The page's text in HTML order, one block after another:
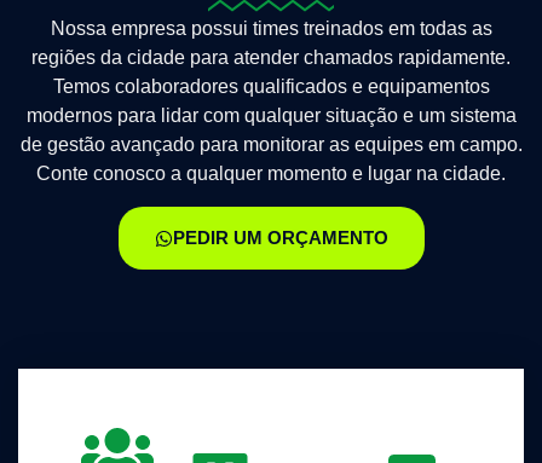
Nossa empresa possui times treinados em todas as
regiões da cidade para atender chamados rapidamente.
Temos colaboradores qualificados e equipamentos
modernos para lidar com qualquer situação e um sistema
de gestão avançado para monitorar as equipes em campo.
Conte conosco a qualquer momento e lugar na cidade.
PEDIR UM ORÇAMENTO